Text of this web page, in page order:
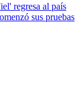
regresa al país
sus pruebas